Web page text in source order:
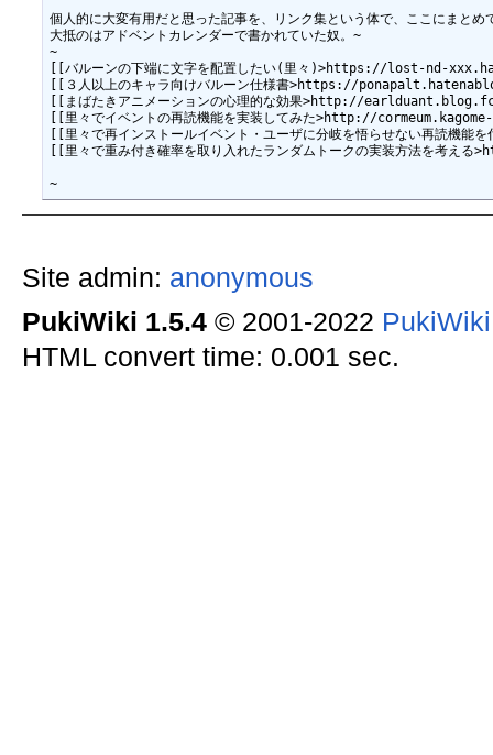
個人的に大変有用だと思った記事を、リンク集という体で、ここにまとめ
大抵のはアドベントカレンダーで書かれていた奴。~
~
[[バルーンの下端に文字を配置したい(里々)>https://lost-nd-
[[３人以上のキャラ向けバルーン仕様書>https://
[[まばたきアニメーションの心理的な効果>http://
[[里々でイベントの再読機能を実装してみた>http://cormeum.kagome-
[[里々で再インストールイベント・ユーザに分岐を悟らせない再読機能を付け
[[里々で重み付き確率を取り入れたランダムトークの実装方法を考える>https://
Site admin: anonymous
PukiWiki 1.5.4© 2001-2022
HTML convert time: 0.001 sec.